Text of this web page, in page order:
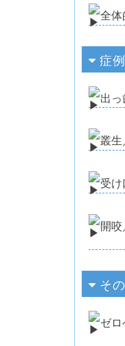
全
症
出
叢
受
開
そ
ゼ
×マ